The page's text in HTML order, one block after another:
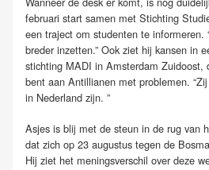
februari start samen met Stichting
een traject om studenten te informeren.
breder inzetten.” Ook ziet hij kansen in
stichting MADI in Amsterdam Zuidoost,
bent aan Antillianen met problemen.
in Nederland zijn. ”
Asjes is blij met de steun in de rug van
dat zich op 23 augustus tegen de
Hij ziet het meningsverschil over deze